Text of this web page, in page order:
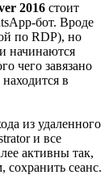
2016 стоит
бот. Вроде
по RDP), но
начинаются
чего завязано
в
из удаленного
и все
активны так,
сеанс.